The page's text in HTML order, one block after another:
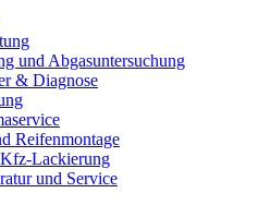
und Abgasuntersuchung
& Diagnose
Reifenmontage
Lackierung
und Service